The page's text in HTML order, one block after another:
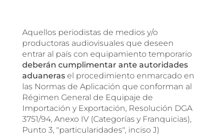
Aquellos periodistas de medios y/o
productoras audiovisuales que deseen
entrar al país con equipamiento temporario
deberán cumplimentar ante autoridades
aduaneras el procedimiento enmarcado en
las Normas de Aplicación que conforman al
Régimen General de Equipaje de
Importación y Exportación, Resolución DGA
3751/94, Anexo IV (Categorías y Franquicias),
Punto 3, "particularidades", inciso J)